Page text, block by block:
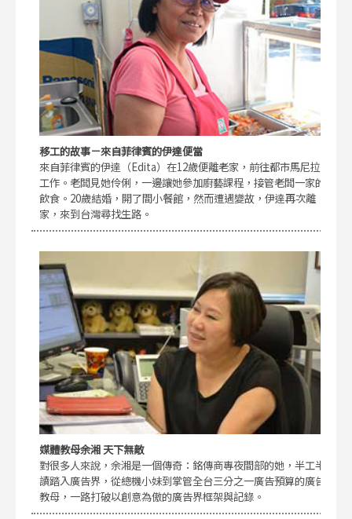
移工的故事－來自菲律賓的伊達便當
來自菲律賓的伊達（Edita）在12歲便離老家，前往都市馬尼拉
工作。老闆見她伶俐，一邊讓她參加廚藝課程，接管老闆一家的
飲食。20歲結婚，開了間小餐館，然而遭遇變故，伊達再次離
家，來到台灣尋找生路。
媒體教母余湘 天下無敵
對很多人來說，余湘是一個傳奇：銘傳商專夜間部的她，半工半
讀踏入廣告界，從總機小妹到掌管全台三分之一廣告預算的廣告
教母，一路打破以創意為傲的廣告界框架與記錄。